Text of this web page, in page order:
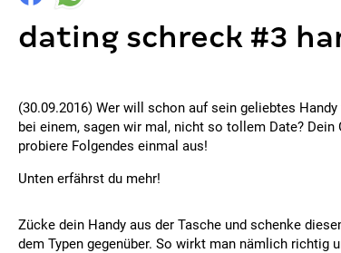
dating schreck #3
(30.09.2016) Wer will schon auf sein geliebtes
bei einem, sagen wir mal, nicht so tollem Date? Dein
probiere Folgendes einmal aus!
Unten erfährst du mehr!
Zücke dein Handy aus der Tasche und schenke
dem Typen gegenüber. So wirkt man nämlich richtig